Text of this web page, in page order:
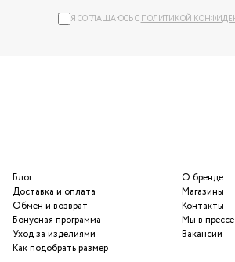
Я СОГЛАШАЮСЬ С ПОЛИТИКОЙ
О бренде
Магазины
Контакты
Мы в прессе
Вакансии
Блог
Доставка и оплата
Обмен и возврат
Бонусная программа
Уход за изделиями
Как подобрать размер